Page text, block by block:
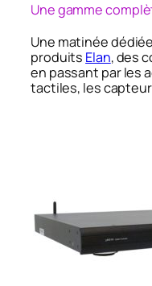
Une gamme
Une matinée
produits Elan, des
en passant par les
tactiles, les